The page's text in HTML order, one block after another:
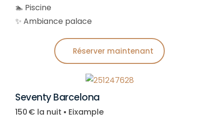
🏊 Piscine
✨​ Ambiance palace
Réserver maintenant
Seventy Barcelona
150 € la nuit ▪︎ Eixample